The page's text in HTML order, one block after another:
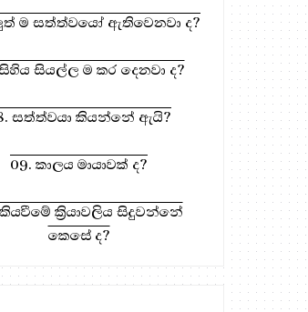
ම සත්ත්වයෝ ඇතිවෙනවා ද?
සියල්ල ම කර දෙනවා ද?
සත්ත්වයා කියන්නේ ඇයි?
09. කාලය මායාවක් ද?
කියවීමේ ක්‍රියාවලිය සිදුවන්නේ
කෙසේ ද?